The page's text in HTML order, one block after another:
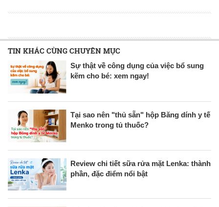
TIN KHÁC CÙNG CHUYÊN MỤC
Sự thật về công dụng của việc bổ sung
kẽm cho bé: xem ngay!
Tại sao nên "thủ sẵn" hộp Băng dính y tế
Menko trong tủ thuốc?
Review chi tiết sữa rửa mặt Lenka: thành
phần, đặc điểm nổi bật